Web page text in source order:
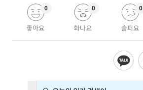
좋아요
0
화나요
0
슬퍼요
0